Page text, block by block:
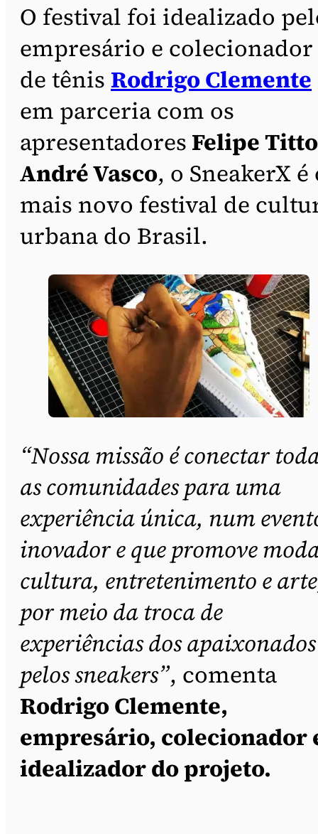
O festival foi idealizado
empresário e colecionador
de tênis Rodrigo Clemente
em parceria com os
apresentadores Felipe Titto
André Vasco, o SneakerX é
mais novo festival de
urbana do Brasil.
“Nossa missão é conectar
as comunidades para uma
experiência única, num
inovador e que promove
cultura, entretenimento e
por meio da troca de
experiências dos apaixonados
pelos sneakers”, comenta
Rodrigo Clemente,
empresário, colecionador
idealizador do projeto.